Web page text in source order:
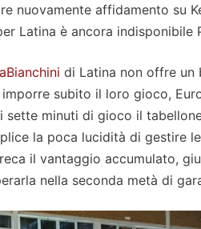
nuovamente affidamento su
Latina è ancora indisponibile
di Latina non offre
subito il loro gioco,
sette minuti di gioco il
la poca lucidità di gestire
il vantaggio accumulato,
nella seconda metà di